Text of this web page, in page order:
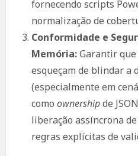
fornecendo scripts
normalização de
Conformidade e
Memória:Garantir que
esqueçam de blindar a
(especialmente em
como ownershipde
liberação assíncrona
regras explícitas de